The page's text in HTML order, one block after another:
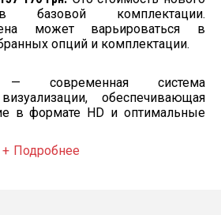
Металлический,
мобильный
Инсуфлятор, ирригатор,
базовой комплектации.
может варьироваться в
опций и комплектации.
современная система
обеспечивающая
в формате HD и оптимальные
Подробнее